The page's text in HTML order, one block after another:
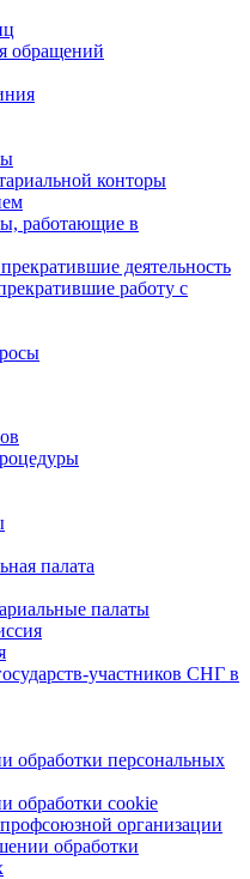
обращений
конторы
работающие в
деятельность
работу с
палата
палаты
участников СНГ в
обработки персональных
обработки cookie
организации
обработки